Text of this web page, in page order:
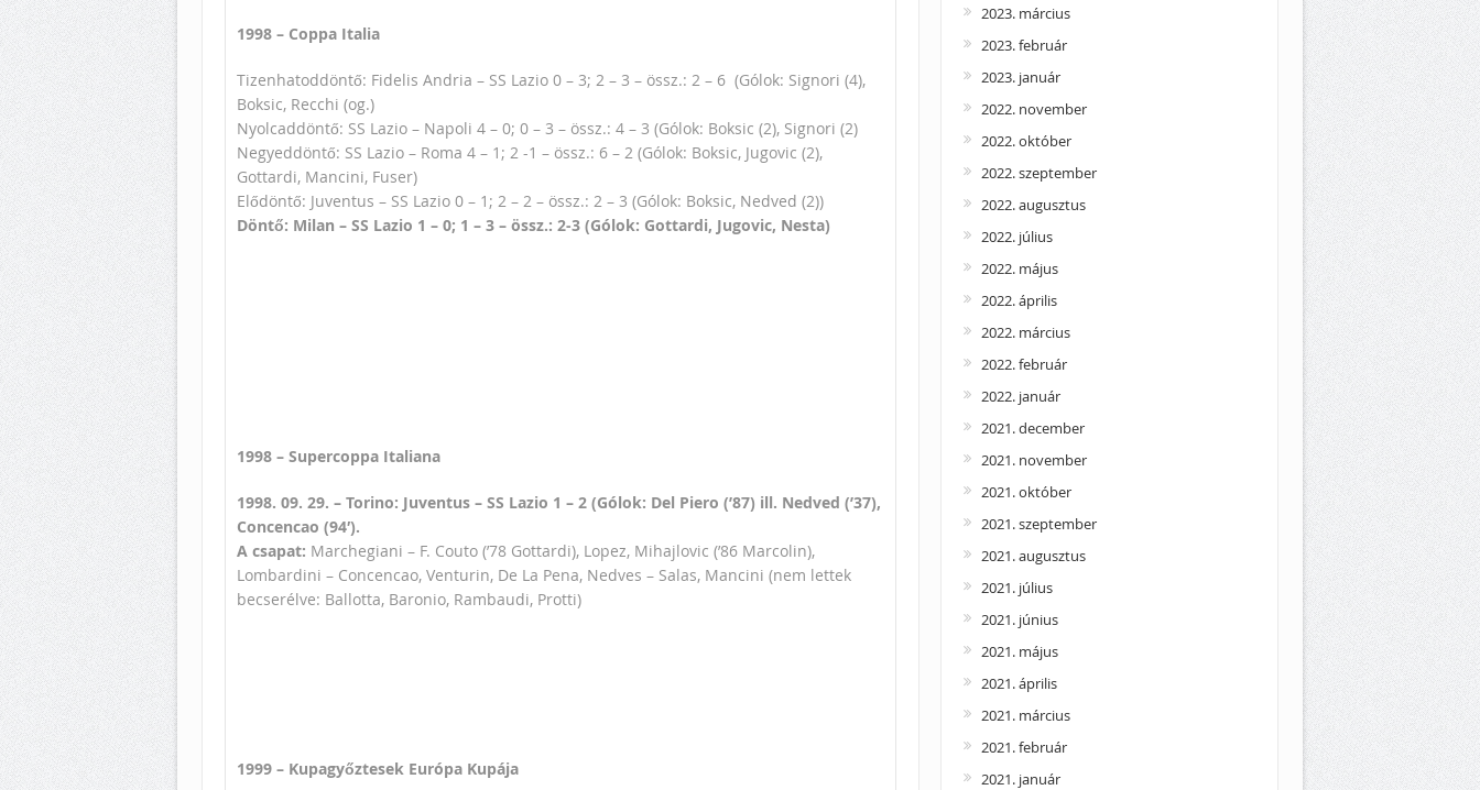
1998 – Coppa Italia
Tizenhatoddöntő: Fidelis Andria – SS Lazio 0 – 3; 2 – 3 – össz.: 2 – 6 (Gólok: Signori (4),
Boksic, Recchi (og.)
Nyolcaddöntő: SS Lazio – Napoli 4 – 0; 0 – 3 – össz.: 4 – 3 (Gólok: Boksic (2), Signori (2)
Negyeddöntő: SS Lazio – Roma 4 – 1; 2 -1 – össz.: 6 – 2 (Gólok: Boksic, Jugovic (2),
Gottardi, Mancini, Fuser)
Elődöntő: Juventus – SS Lazio 0 – 1; 2 – 2 – össz.: 2 – 3 (Gólok: Boksic, Nedved (2))
Döntő: Milan – SS Lazio 1 – 0; 1 – 3 – össz.: 2-3 (Gólok: Gottardi, Jugovic, Nesta)
1998 – Supercoppa Italiana
1998. 09. 29. – Torino: Juventus – SS Lazio 1 – 2 (Gólok: Del Piero (’87) ill. Nedved (’37),
Concencao (94′).
A csapat: Marchegiani – F. Couto (’78 Gottardi), Lopez, Mihajlovic (’86 Marcolin),
Lombardini – Concencao, Venturin, De La Pena, Nedves – Salas, Mancini (nem lettek
becserélve: Ballotta, Baronio, Rambaudi, Protti)
1999 – Kupagyőztesek Európa Kupája
2023. március
2023. február
2023. január
2022. november
2022. október
2022. szeptember
2022. augusztus
2022. július
2022. május
2022. április
2022. március
2022. február
2022. január
2021. december
2021. november
2021. október
2021. szeptember
2021. augusztus
2021. július
2021. június
2021. május
2021. április
2021. március
2021. február
2021. január